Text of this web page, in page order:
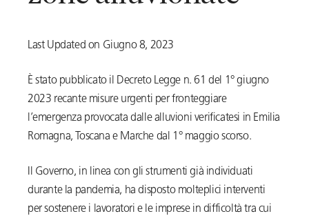
Last Updated on Giugno 8, 2023
È stato pubblicato il Decreto Legge n. 61 del 1° giugno
2023 recante misure urgenti per fronteggiare
l’emergenza provocata dalle alluvioni verificatesi in Emilia
Romagna, Toscana e Marche dal 1° maggio scorso.
Il Governo, in linea con gli strumenti già individuati
durante la pandemia, ha disposto molteplici interventi
per sostenere i lavoratori e le imprese in difficoltà tra cui